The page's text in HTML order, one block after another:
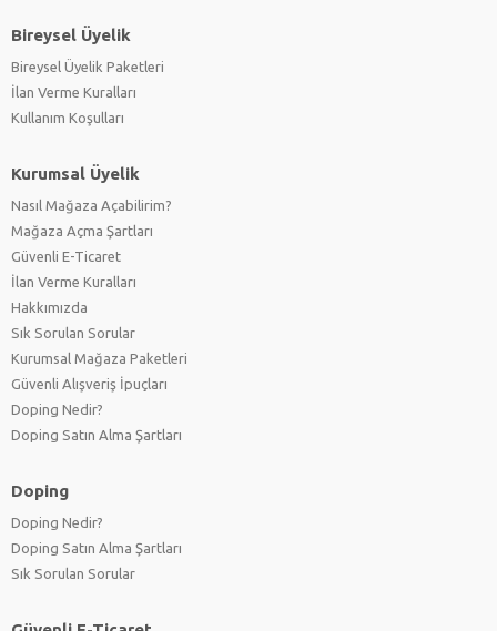
Bireysel Üyelik
Bireysel Üyelik Paketleri
İlan Verme Kuralları
Kullanım Koşulları
Kurumsal Üyelik
Nasıl Mağaza Açabilirim?
Mağaza Açma Şartları
Güvenli E-Ticaret
İlan Verme Kuralları
Hakkımızda
Sık Sorulan Sorular
Kurumsal Mağaza Paketleri
Güvenli Alışveriş İpuçları
Doping Nedir?
Doping Satın Alma Şartları
Doping
Doping Nedir?
Doping Satın Alma Şartları
Sık Sorulan Sorular